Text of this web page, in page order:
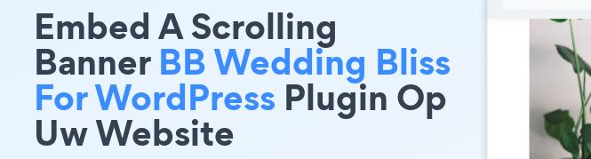
Embed A Scrolling
BannerBB Wedding Bliss
For WordPress Plugin Op
Uw Website